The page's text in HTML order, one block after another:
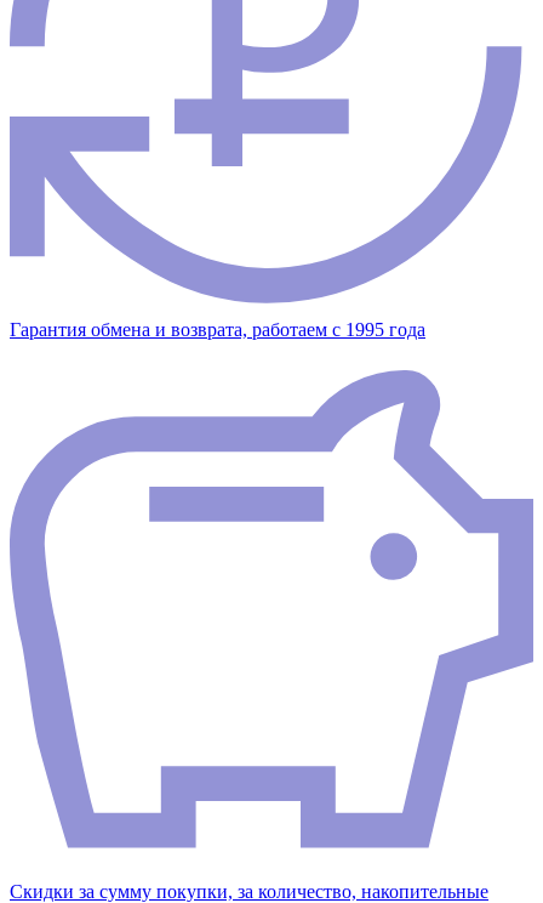
Гарантия обмена и возврата, работаем с 1995 года
Скидки за сумму покупки, за количество, накопительные